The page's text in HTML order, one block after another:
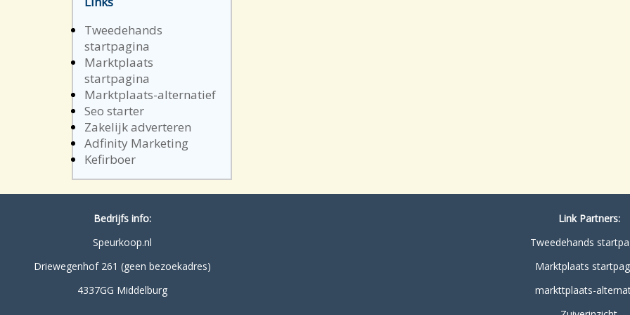
Tweedehands
startpagina
Marktplaats
startpagina
Marktplaats-alternatief
Seo starter
Zakelijk adverteren
Adfinity Marketing
Kefirboer
Bedrijfs info:
Speurkoop.nl
Driewegenhof 261 (geen bezoekadres)
4337GG Middelburg
Link Partners:
Tweedehands
Marktplaats
markttplaats-